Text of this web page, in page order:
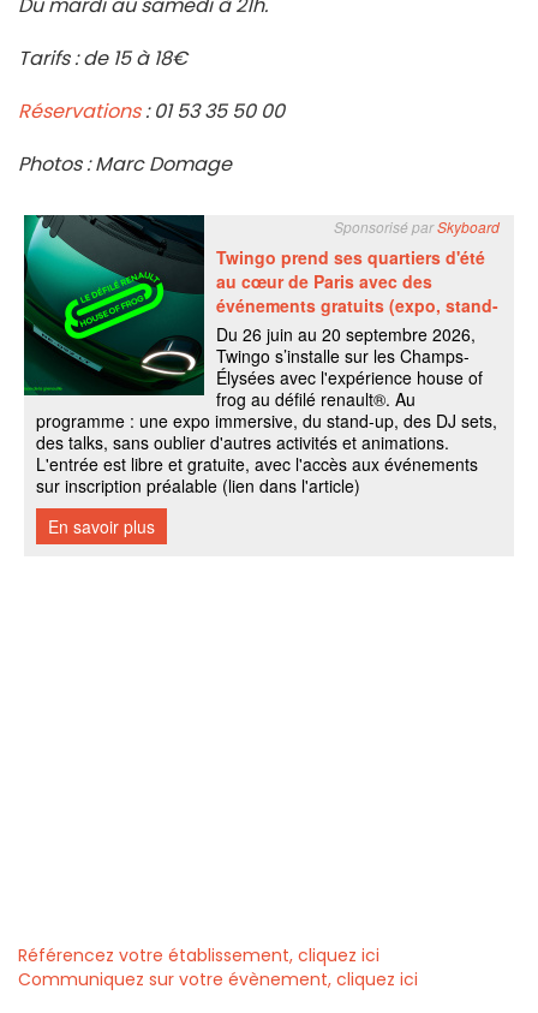
Du mardi au samedi à 21h.
Tarifs : de 15 à 18€
Réservations: 01 53 35 50 00
Photos : Marc Domage
Référencez votre établissement, cliquez ici
Communiquez sur votre évènement, cliquez ici